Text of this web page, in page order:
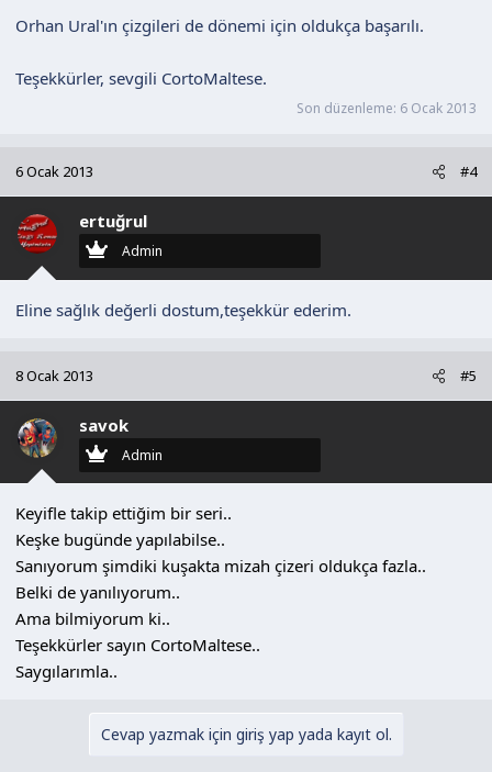
Orhan Ural'ın çizgileri de dönemi için oldukça başarılı.
Teşekkürler, sevgili CortoMaltese.
Son düzenleme: 6 Ocak 2013
6 Ocak 2013 #4
ertuğrul
Admin
Eline sağlık değerli dostum,teşekkür ederim.
8 Ocak 2013 #5
savok
Admin
Keyifle takip ettiğim bir seri..
Keşke bugünde yapılabilse..
Sanıyorum şimdiki kuşakta mizah çizeri oldukça fazla..
Belki de yanılıyorum..
Ama bilmiyorum ki..
Teşekkürler sayın CortoMaltese..
Saygılarımla..
Cevap yazmak için giriş yap yada kayıt ol.